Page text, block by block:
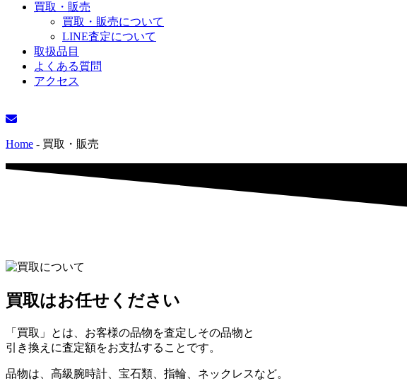
買取・販売
買取・販売について
LINE査定について
取扱品目
よくある質問
アクセス
Home - 買取・販売
買取はお任せください
「買取」とは、お客様の品物を査定しその品物と
引き換えに査定額をお支払することです。
品物は、高級腕時計、宝石類、指輪、ネックレスなど。